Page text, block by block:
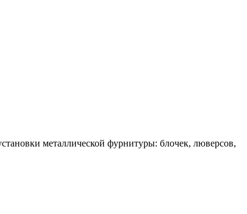
металлической фурнитуры: блочек, люверсов,